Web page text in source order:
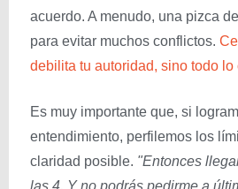
acuerdo. A menudo, una pizca
para evitar muchos conflictos.
debilita tu autoridad, sino todo lo
Es muy importante que, si
entendimiento, perfilemos los
claridad posible. "Entonces
las 4. Y no podrás pedirme a